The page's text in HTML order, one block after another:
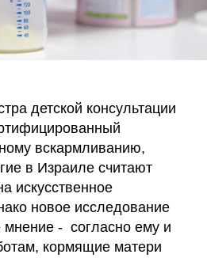
детской консультации
вскармливанию,
в Израиле считают
искусственное
новое исследование
мнение -  согласно ему и
кормящие матери